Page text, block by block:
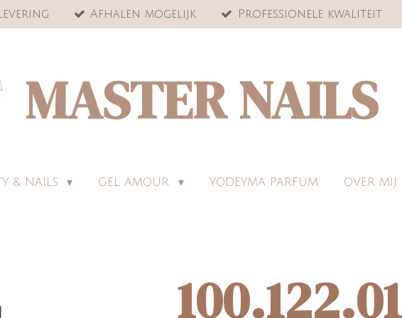
Afhalen mogelijk Professionele kwaliteit
MASTER NAILS
& NAILS GEL AMOUR YODEYMA PARFUM OVER MIJ
100.122.01